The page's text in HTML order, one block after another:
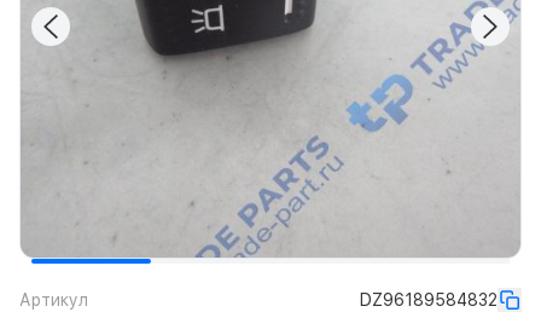
Артикул
DZ96189584832